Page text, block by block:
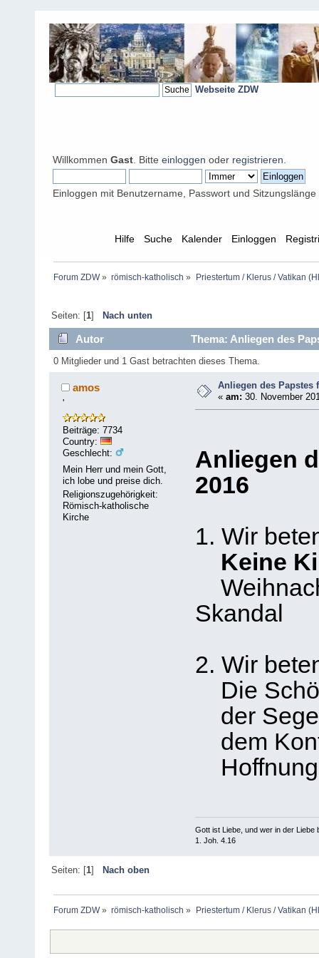
Webseite ZDW
Willkommen Gast . Bitte einloggen oder registrieren
Einloggen mit Benutzername, Passwort und Sitzungslänge
Hilfe Suche Kalender Einloggen
Forum ZDW» römisch-katholisch » Priestertum / Klerus / Vatikan
Seiten: [1] Nach unten
Autor Thema: Anliegen des
0 Mitglieder und 1 Gast betrachten dieses Thema.
amos
'
Beiträge: 7734
Country:
Geschlecht:
Mein Herr und mein Gott,
ich lobe und preise dich.
Religionszugehörigkeit:
Römisch-katholische
Kirche
Anliegen des Papstes
«am: 30. November
Anliegen
2016
1. Wir
Keine
Skandal
2. Wir
Die
der
dem
Hoffnung
Gott ist Liebe, und wer in der Liebe
1. Joh. 4.16
Seiten: [1] Nach oben
Forum ZDW» römisch-katholisch » Priestertum / Klerus / Vatikan